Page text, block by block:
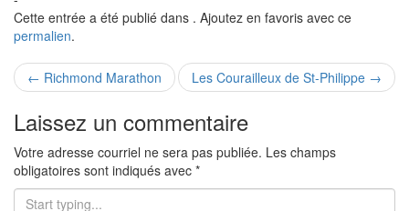
Cette entrée a été publié dans . Ajoutez en favoris avec ce
permalien.
Navigation
pour
les
articles
← Richmond Marathon Les Courailleux de St-Philippe →
Laissez un commentaire
Votre adresse courriel ne sera pas publiée. Les champs
obligatoires sont indiqués avec *